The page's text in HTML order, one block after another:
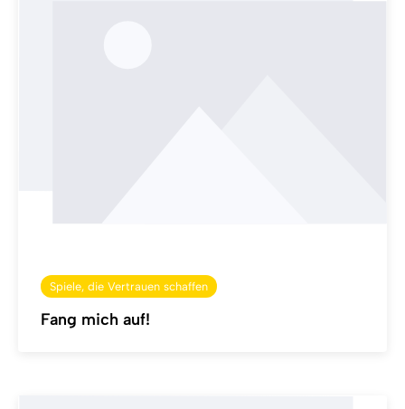
Spiele, die Vertrauen schaffen
Fang mich auf!